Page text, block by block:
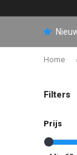
Home
Filters
Prijs